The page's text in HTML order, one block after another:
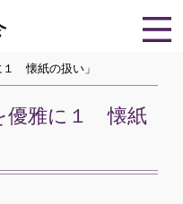
１ 懐紙の扱い」
優雅に１ 懐紙